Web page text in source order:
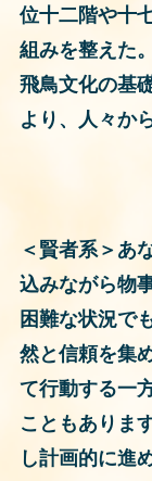
位十二階や十
組みを整えた
飛鳥文化の基
より、人々か
＜賢者系＞あ
込みながら物
困難な状況で
然と信頼を集
て行動する一
こともありま
し計画的に進